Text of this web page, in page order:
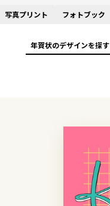
写真プリント フォトブック
年賀状のデザインを探す